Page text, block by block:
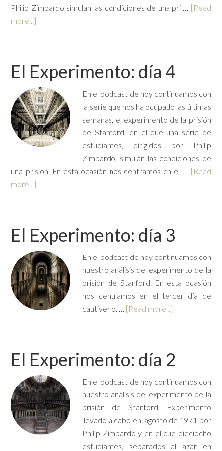
Philip Zimbardo simulan las condiciones de una pri … [Read
more...]
El Experimento: día 4
En el podcast de hoy continuamos con
la serie que nos ha ocupado las últimas
semanas, el experimento de la prisión
de Stanford, en el que una serie de
estudiantes, dirigidos por Philip
Zimbardo, simulan las condiciones de
una prisión. En esta ocasión nos centramos en el … [Read
more...]
El Experimento: día 3
En el podcast de hoy continuamos con
nuestro análisis del experimento de la
prisión de Stanford. En esta ocasión
nos centramos en el tercer día de
cautiverio. … [Read more...]
El Experimento: día 2
En el podcast de hoy continuamos con
nuestro análisis del experimento de la
prisión de Stanford. Experimento
llevado a cabo en agosto de 1971 por
Philip Zimbardo y en el que dieciocho
estudiantes, separados al azar en